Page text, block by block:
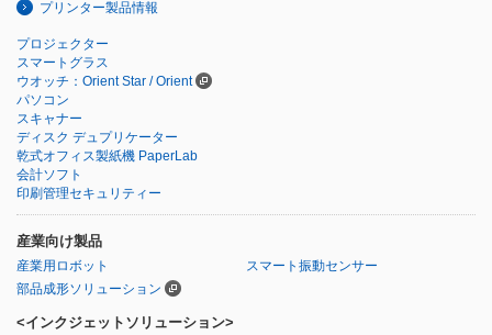
プリンター製品情報
プロジェクター
スマートグラス
ウオッチ：Orient Star / Orient
パソコン
スキャナー
ディスク デュプリケーター
乾式オフィス製紙機 PaperLab
会計ソフト
印刷管理セキュリティー
産業向け製品
産業用ロボット
スマート振動センサー
部品成形ソリューション
<インクジェットソリューション>